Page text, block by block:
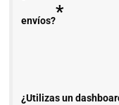
envíos?*
¿Utilizas un